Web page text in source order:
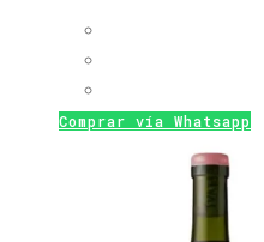
Comprar vía Whatsapp